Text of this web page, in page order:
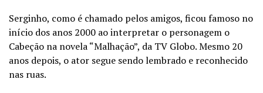
Serginho, como é chamado pelos amigos, ficou famoso no
início dos anos 2000 ao interpretar o personagem o
Cabeção na novela “Malhação”, da TV Globo. Mesmo 20
anos depois, o ator segue sendo lembrado e reconhecido
nas ruas.